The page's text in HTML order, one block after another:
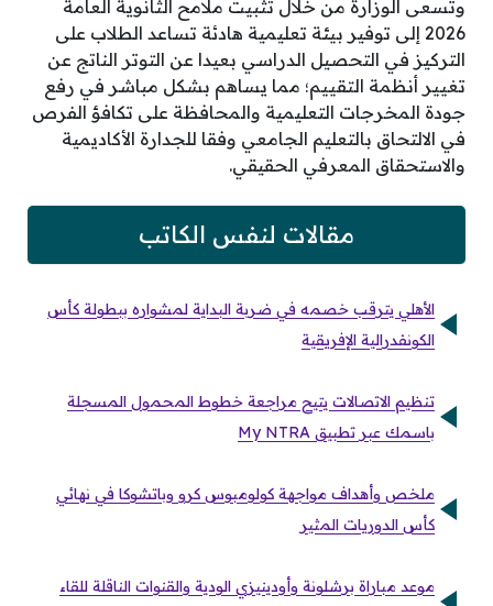
وتسعى الوزارة من خلال تثبيت ملامح الثانوية العامة
2026 إلى توفير بيئة تعليمية هادئة تساعد الطلاب على
التركيز في التحصيل الدراسي بعيدا عن التوتر الناتج عن
تغيير أنظمة التقييم؛ مما يساهم بشكل مباشر في رفع
جودة المخرجات التعليمية والمحافظة على تكافؤ الفرص
في الالتحاق بالتعليم الجامعي وفقا للجدارة الأكاديمية
والاستحقاق المعرفي الحقيقي.
مقالات لنفس الكاتب
الأهلي يترقب خصمه في ضربة البداية لمشواره ببطولة كأس
الكونفدرالية الإفريقية
تنظيم الاتصالات يتيح مراجعة خطوط المحمول المسجلة
باسمك عبر تطبيق My NTRA
ملخص وأهداف مواجهة كولومبوس كرو وباتشوكا في نهائي
كأس الدوريات المثير
موعد مباراة برشلونة وأودينيزي الودية والقنوات الناقلة للقاء